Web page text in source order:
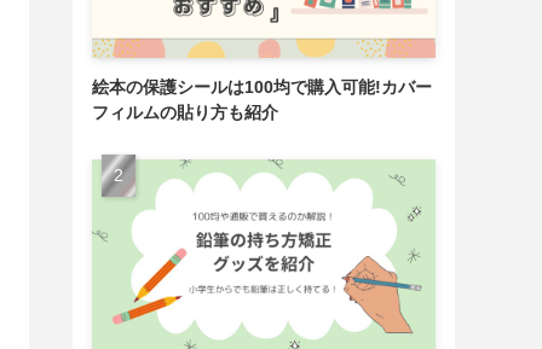
絵本の保護シールは100均で購入可能!カバー
フィルムの貼り方も紹介